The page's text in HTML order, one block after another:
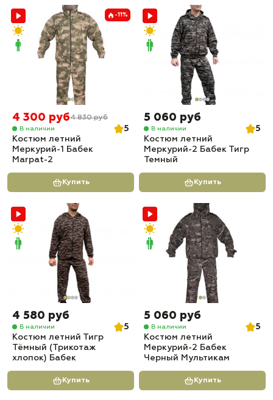
-11%
4 300 руб4 830 руб
В наличии
5
Костюм летний
Меркурий-1 Бабек
Marpat-2
Купить
5 060 руб
В наличии
5
Костюм летний
Меркурий-2 Бабек Тигр
Темный
Купить
4 580 руб
В наличии
5
Костюм летний Тигр
Тёмный (Трикотаж
хлопок) Бабек
Купить
5 060 руб
В наличии
5
Костюм летний
Меркурий-2 Бабек
Черный Мультикам
Купить